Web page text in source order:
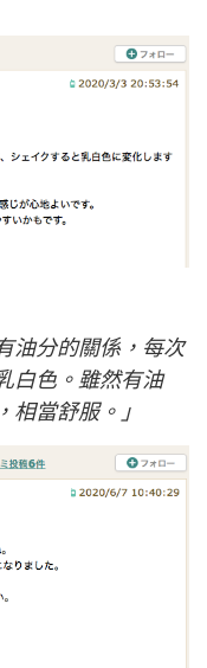
油分的關係，每次
白色。雖然有油
當舒服。」